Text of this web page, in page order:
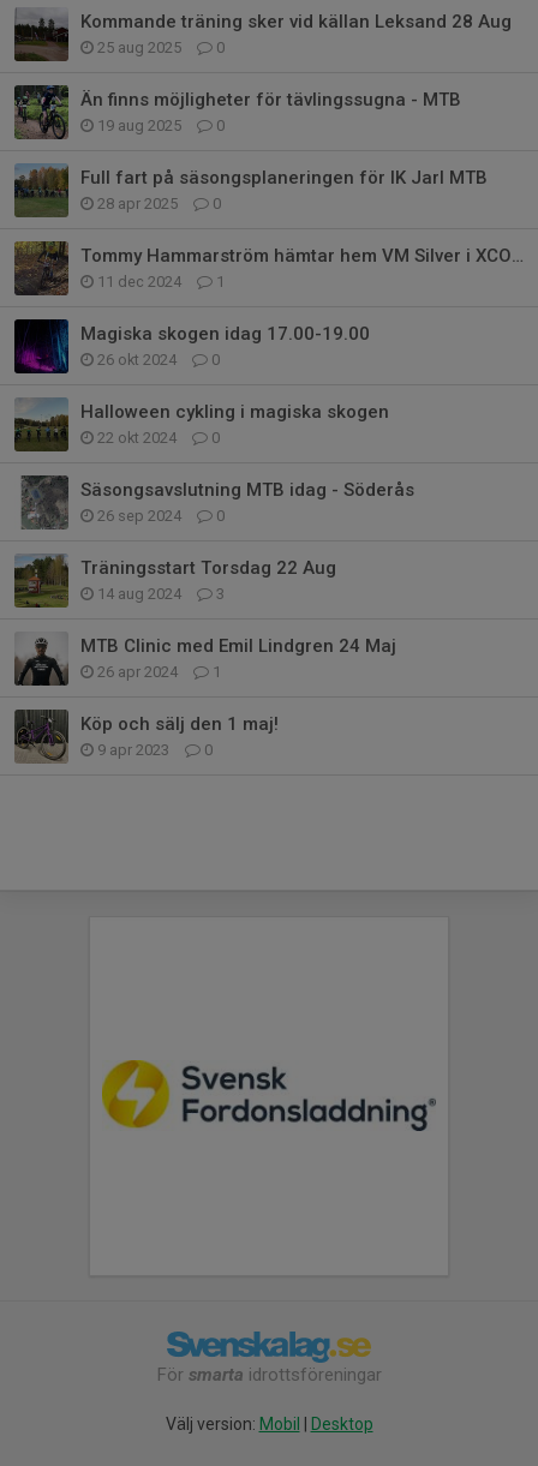
Kommande träning sker vid källan Leksand 28 Aug
25 aug 2025 0
Än finns möjligheter för tävlingssugna - MTB
19 aug 2025 0
Full fart på säsongsplaneringen för IK Jarl MTB
28 apr 2025 0
Tommy Hammarström hämtar hem VM Silver i XCO & XCM
11 dec 2024 1
Magiska skogen idag 17.00-19.00
26 okt 2024 0
Halloween cykling i magiska skogen
22 okt 2024 0
Säsongsavslutning MTB idag - Söderås
26 sep 2024 0
Träningsstart Torsdag 22 Aug
14 aug 2024 3
MTB Clinic med Emil Lindgren 24 Maj
26 apr 2024 1
Köp och sälj den 1 maj!
9 apr 2023 0
För smarta idrottsföreningar
Välj version: Mobil | Desktop